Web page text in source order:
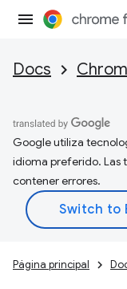
Docs
Google utiliza
idioma preferido. Las
contener errores.
Página principal